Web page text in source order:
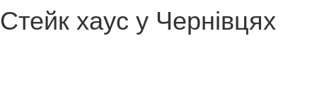
Стейк хаус у Чернівцях